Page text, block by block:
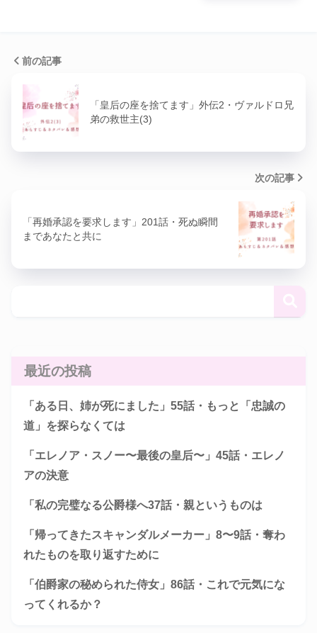
前の記事
「皇后の座を捨てます」外伝2・ヴァルドロ兄
弟の救世主(3)
次の記事
「再婚承認を要求します」201話・死ぬ瞬間
まであなたと共に
最近の投稿
「ある日、姉が死にました」55話・もっと「忠誠の
道」を探らなくては
「エレノア・スノー〜最後の皇后〜」45話・エレノ
アの決意
「私の完璧なる公爵様へ37話・親というものは
「帰ってきたスキャンダルメーカー」8〜9話・奪わ
れたものを取り返すために
「伯爵家の秘められた侍女」86話・これで元気にな
ってくれるか？